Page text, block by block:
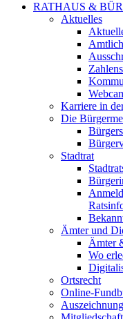
RATHAUS &
Aktuelles
Karriere in
Die
Stadtrat
Ämter und
Ämter
Wo
Ortsrecht
Online-